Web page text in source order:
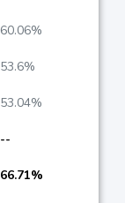
60.06%
53.6%
53.04%
--
66.71%